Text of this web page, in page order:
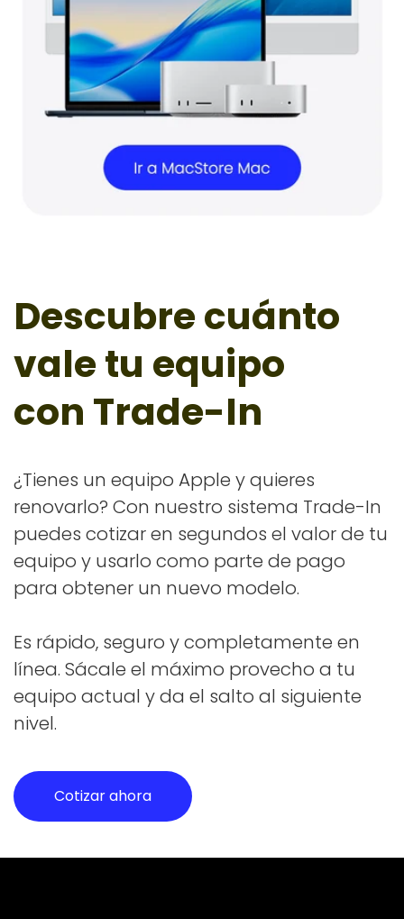
Descubre cuánto
vale tu equipo
con Trade-In
¿Tienes un equipo Apple y quieres
renovarlo? Con nuestro sistema Trade-In
puedes cotizar en segundos el valor de tu
equipo y usarlo como parte de pago
para obtener un nuevo modelo.
Es rápido, seguro y completamente en
línea. Sácale el máximo provecho a tu
equipo actual y da el salto al siguiente
nivel.
Cotizar ahora